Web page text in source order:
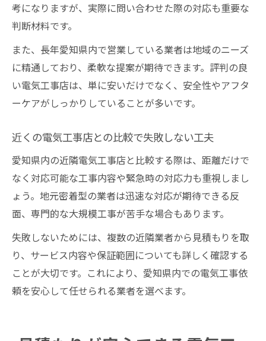
考になりますが、実際に問い合わせた際の対応も重要な
判断材料です。
また、長年愛知県内で営業している業者は地域のニーズ
に精通しており、柔軟な提案が期待できます。評判の良
い電気工事店は、単に安いだけでなく、安全性やアフタ
ーケアがしっかりしていることが多いです。
近くの電気工事店との比較で失敗しない工夫
愛知県内の近隣電気工事店と比較する際は、距離だけで
なく対応可能な工事内容や緊急時の対応力も重視しまし
ょう。地元密着型の業者は迅速な対応が期待できる反
面、専門的な大規模工事が苦手な場合もあります。
失敗しないためには、複数の近隣業者から見積もりを取
り、サービス内容や保証範囲についても詳しく確認する
ことが大切です。これにより、愛知県内での電気工事依
頼を安心して任せられる業者を選べます。